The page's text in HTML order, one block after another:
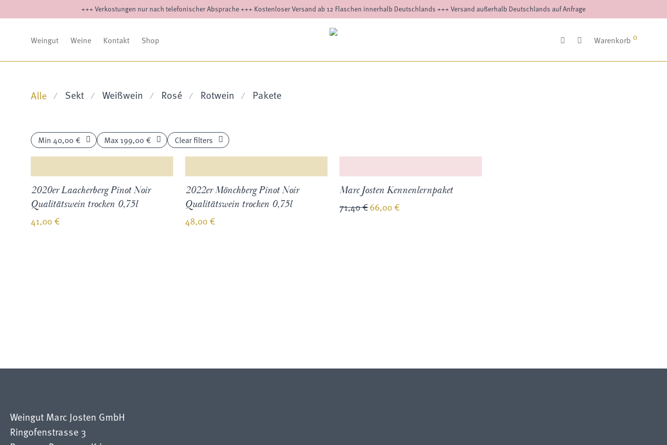
+++ Verkostungen nur nach telefonischer Absprache +++ Kostenloser Versand ab 12 Flaschen innerhalb Deutschlands +++ Versand außerhalb Deutschlands auf Anfrage
Weingut Weine Kontakt Shop Warenkorb 0
Alle ⁄ Sekt ⁄ Weißwein ⁄ Rosé ⁄ Rotwein ⁄ Pakete
Min 40,00€ Max 199,00€ Clear filters
2020er Laacherberg Pinot Noir
Qualitätswein trocken 0,75l
41,00€
2022er Mönchberg Pinot Noir
Qualitätswein trocken 0,75l
48,00€
Marc Josten Kennenlernpaket
71,40€66,00€
Weingut Marc Josten GmbH
Ringofenstrasse 3